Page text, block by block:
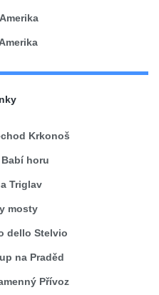
Krkonoš
horu
Triglav
mosty
dello Stelvio
na Praděd
Přívoz